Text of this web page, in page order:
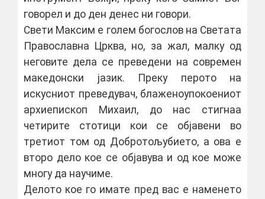
говорел и до ден денес ни говори.
Свети Максим е голем богослов на Светата
Православна Црква, но, за жал, малку од
неговите дела се преведени на современ
македонски јазик. Преку перото на
искусниот преведувач, блаженоупокоениот
архиепископ Михаил, до нас стигнаа
четирите стотици кои се објавени во
третиот том од Добротољубието, а ова е
второ дело кое се објавува и од кое може
многу да научиме.
Делото кое го имате пред вас е наменето